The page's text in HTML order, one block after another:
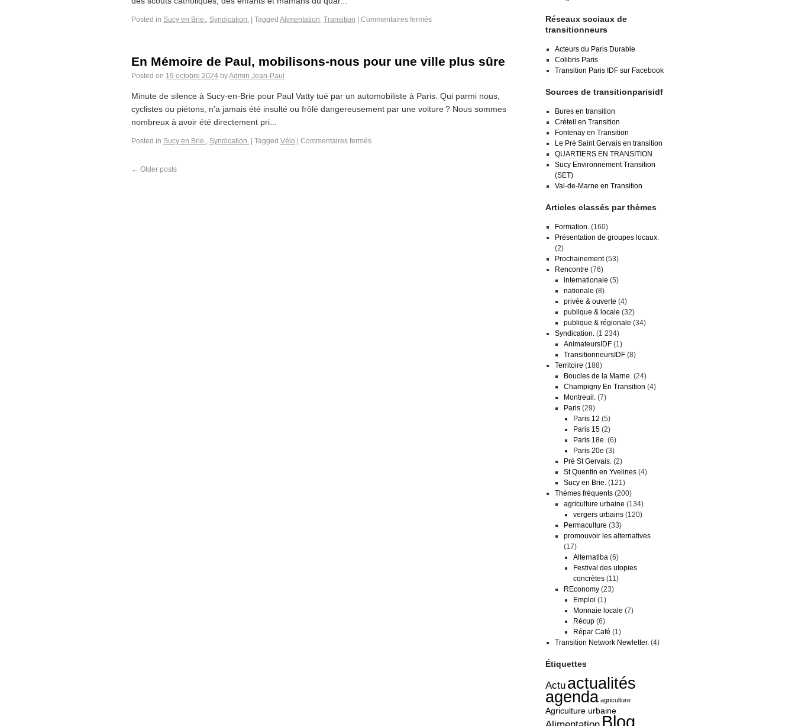
Posted in Sucy en Brie., Syndication. Tagged Alimentation, Transition Commentaires fermés
En Mémoire de Paul, mobilisons-nous pour une ville plus sûre
Posted on 19 octobre 2024 byAdmin Jean-Paul
Minute de silence à Sucy-en-Brie pour Paul Vatty tué par un automobiliste à Paris. Qui parmi nous,
cyclistes ou piétons, n’a jamais été insulté ou frôlé dangereusement par une voiture ? Nous sommes
nombreux à avoir été directement pri...
Posted in Sucy en Brie., Syndication. Tagged Vélo Commentaires fermés
← Older posts
Réseaux sociaux de
transitionneurs
Acteurs du Paris Durable
Colibris Paris
Transition Paris IDF sur Facebook
Sources de transitionparisidf
Bures en transition
Créteil en Transition
Fontenay en Transition
Le Pré Saint Gervais en transition
QUARTIERS EN TRANSITION
Sucy Environnement Transition
(SET)
Val-de-Marne en Transition
Articles classés par thèmes
Formation.(160)
Présentation de groupes locaux.
(2)
Prochainement(53)
Rencontre (76)
internationale (5)
nationale (8)
privée & ouverte (4)
publique & locale (32)
publique & régionale (34)
Syndication.(1 234)
AnimateursIDF (1)
TransitionneursIDF (8)
Territoire (188)
Boucles de la Marne. (24)
Champigny En Transition (4)
Montreuil. (7)
Paris (29)
Paris 12 (5)
Paris 15(2)
Paris 18e.(6)
Paris 20e (3)
Pré St Gervais. (2)
St Quentin en Yvelines (4)
Sucy en Brie. (121)
Thèmes fréquents(200)
agriculture urbaine (134)
vergers urbains(120)
Permaculture (33)
promouvoir les alternatives
(17)
Alternatiba(6)
Festival des utopies
concrètes(11)
REconomy (23)
Emploi (1)
Monnaie locale (7)
Récup(6)
Répar Café (1)
Transition Network Newletter.(4)
Étiquettes
Actu actualités
agenda agriculture
Agriculture urbaine
Blog